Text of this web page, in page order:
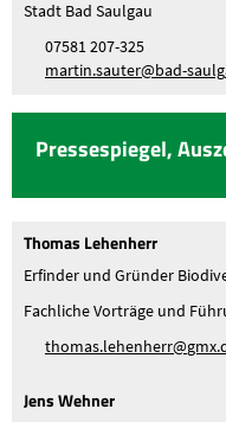
Stadt Bad Saulgau
07581 207-325
m rt n s t r b d-s lg
Pressespiegel,
Thomas Lehenherr
Erfinder und Gründer
Fachliche Vorträge und
th m s l h nh rr gmx
Jens Wehner